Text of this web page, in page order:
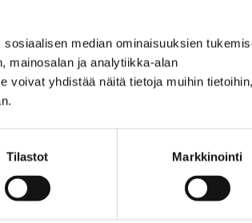
median ominaisuuksien
mainosalan ja analytiikka-alan
voivat yhdistää näitä tietoja muihin
Tilastot Markkinointi
MTK:n asiantuntija ja monet
kasvava kiinnostus ja mahdollisuudet
tulevaisuuteen ja perunan uuteen
tulevaisuuden kehitystyöhön, kertoo
Luonnonvarakeskus tuo
konferenssipäivään, jonka teema on